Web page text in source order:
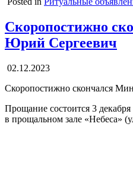
Скоропостижно
Юрий Сергеевич
02.12.2023
Скоропостижно скончался
Прощание состоится 3 декабря
в прощальном зале «Небеса»